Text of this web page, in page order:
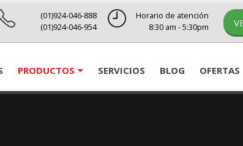
(01)924-046-888
(01)924-046-954
Horario de atención
8:30 am - 5:30pm
PRODUCTOS SERVICIOS BLOG OFERTAS